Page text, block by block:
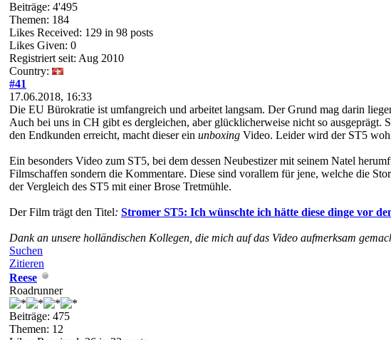
Beiträge: 4'495
Themen: 184
Likes Received: 129 in 98 posts
Likes Given: 0
Registriert seit: Aug 2010
Country:
#41
17.06.2018, 16:33
Die EU Bürokratie ist umfangreich und arbeitet langsam. Der Grund mag darin
Auch bei uns in CH gibt es dergleichen, aber glücklicherweise nicht so ausgeprägt.
den Endkunden erreicht, macht dieser ein unboxing Video. Leider wird der ST5
Ein besonders Video zum ST5, bei dem dessen Neubestizer mit seinem Natel
Filmschaffen sondern die Kommentare. Diese sind vorallem für jene, welche die
der Vergleich des ST5 mit einer Brose Tretmühle.
Der Film trägt den Titel: Stromer ST5: Ich wünschte ich hätte diese dinge vor
Dank an unsere holländischen Kollegen, die mich auf das Video aufmerksam
Suchen
Zitieren
Reese
Roadrunner
Beiträge: 475
Themen: 12